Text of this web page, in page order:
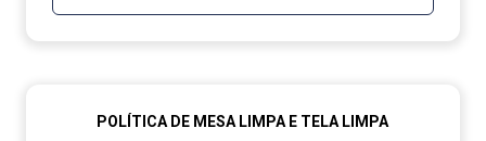
POLÍTICA DE MESA LIMPA E TELA LIMPA